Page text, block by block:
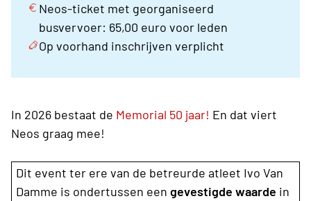
Neos-ticket met georganiseerd
busvervoer: 65,00 euro voor leden
Op voorhand inschrijven verplicht
In 2026 bestaat de Memorial 50 jaar! En dat viert
Neos graag mee!
Dit event ter ere van de betreurde atleet Ivo Van
Damme is ondertussen een gevestigde waarde in